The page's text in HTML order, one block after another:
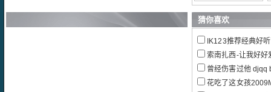
猜你喜欢
IK123推荐经典好
索南扎西-让我好好
曾经伤害过他 djqq
花吃了这女孩